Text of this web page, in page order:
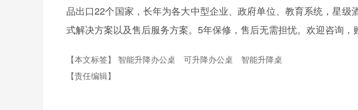
品出口22个国家，长年为各大中型企业、政府单位、教育系统，星
式解决方案以及售后服务方案。5年保修，售后无需担忧。欢迎咨询，
【本文标签】 智能升降办公桌 可升降办公桌
智能升降桌
【责任编辑】